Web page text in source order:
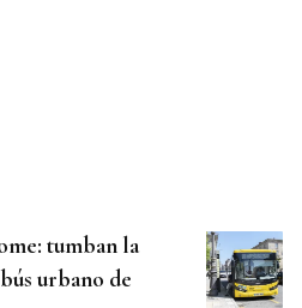
tumban la
urbano de